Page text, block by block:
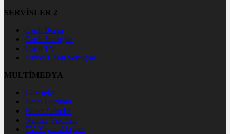
SERVİSLER 2
Canlı Borsa
Canlı Sonuçlar
Canlı TV
Futbol Canlı Sonuçlar
MULTİMEDYA
Gazeteler
Hava Durumu
Haber Gönder
Namaz Vakitleri
TV Yayın Akışları